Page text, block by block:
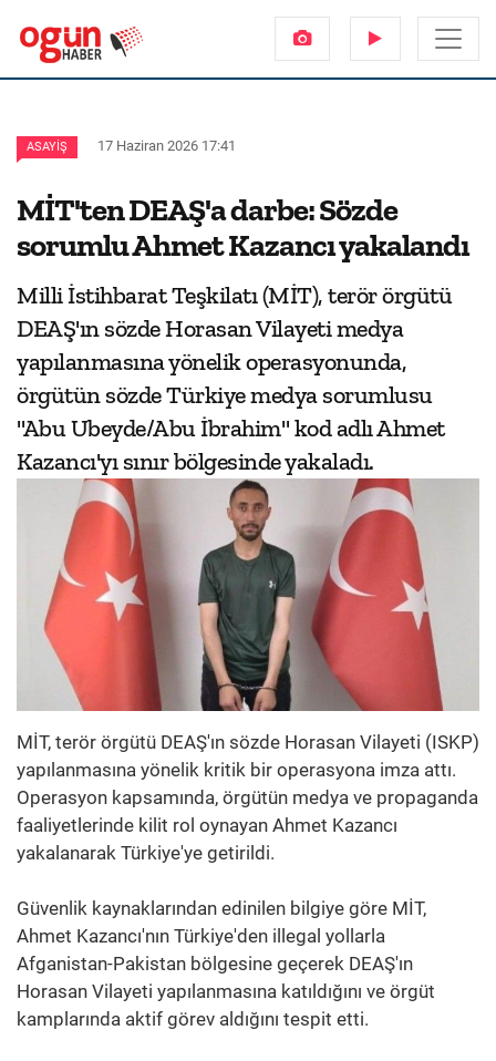
ASAYIŞ 17 Haziran 2026 17:41
MİT'ten DEAŞ'a darbe: Sözde
sorumlu Ahmet Kazancı yakalandı
Milli İstihbarat Teşkilatı (MİT), terör örgütü
DEAŞ'ın sözde Horasan Vilayeti medya
yapılanmasına yönelik operasyonunda,
örgütün sözde Türkiye medya sorumlusu
"Abu Ubeyde/Abu İbrahim" kod adlı Ahmet
Kazancı'yı sınır bölgesinde yakaladı.
MİT, terör örgütü DEAŞ'ın sözde Horasan Vilayeti (ISKP)
yapılanmasına yönelik kritik bir operasyona imza attı.
Operasyon kapsamında, örgütün medya ve propaganda
faaliyetlerinde kilit rol oynayan Ahmet Kazancı
yakalanarak Türkiye'ye getirildi.
Güvenlik kaynaklarından edinilen bilgiye göre MİT,
Ahmet Kazancı'nın Türkiye'den illegal yollarla
Afganistan-Pakistan bölgesine geçerek DEAŞ'ın
Horasan Vilayeti yapılanmasına katıldığını ve örgüt
kamplarında aktif görev aldığını tespit etti.